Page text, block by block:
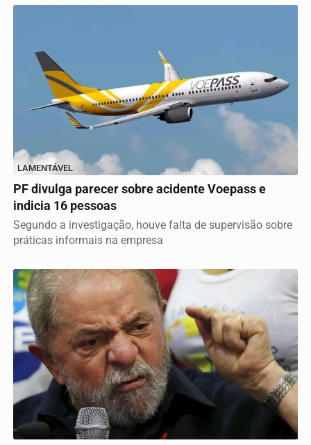
LAMENTÁVEL
PF divulga parecer sobre acidente Voepass e
indicia 16 pessoas
Segundo a investigação, houve falta de supervisão sobre
práticas informais na empresa
TUDO EM CASA